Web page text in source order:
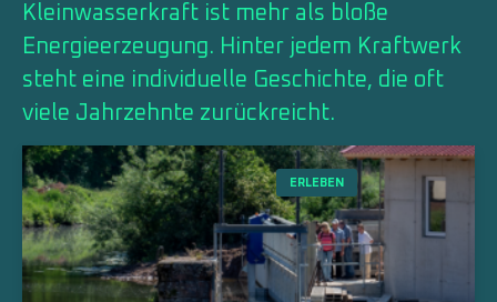
Kleinwasserkraft ist mehr als bloße
Energieerzeugung. Hinter jedem Kraftwerk
steht eine individuelle Geschichte, die oft
viele Jahrzehnte zurückreicht.
ERLEBEN